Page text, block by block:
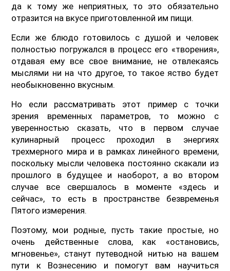
да к тому же неприятных, то это обязательно
отразится на вкусе приготовленной им пищи.
Если же блюдо готовилось с душой и человек
полностью погружался в процесс его «творения»,
отдавая ему все свое внимание, не отвлекаясь
мыслями ни на что другое, то такое яство будет
необыкновенно вкусным.
Но если рассматривать этот пример с точки
зрения временных параметров, то можно с
уверенностью сказать, что в первом случае
кулинарный процесс проходил в энергиях
трехмерного мира и в рамках линейного времени,
поскольку мысли человека постоянно скакали из
прошлого в будущее и наоборот, а во втором
случае все свершалось в моменте «здесь и
сейчас», то есть в пространстве безвременья
Пятого измерения.
Поэтому, мои родные, пусть такие простые, но
очень действенные слова, как «остановись,
мгновенье», станут путеводной нитью на вашем
пути к Вознесению и помогут вам научиться